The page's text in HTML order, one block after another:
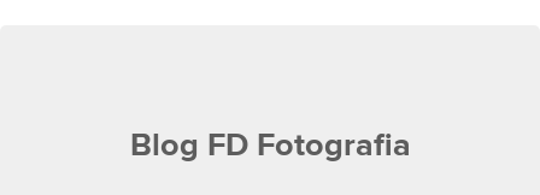
Blog FD Fotografia